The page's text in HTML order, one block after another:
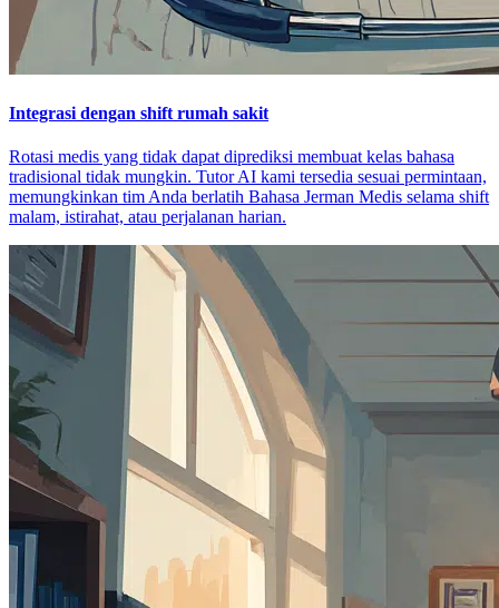
Integrasi dengan shift rumah sakit
Rotasi medis yang tidak dapat diprediksi membuat kelas bahasa
tradisional tidak mungkin. Tutor AI kami tersedia sesuai permintaan,
memungkinkan tim Anda berlatih Bahasa Jerman Medis selama shift
malam, istirahat, atau perjalanan harian.